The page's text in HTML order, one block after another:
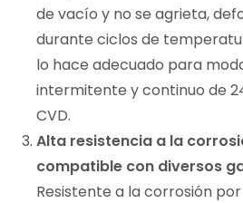
de vacío y no se agrieta,
durante ciclos de
lo hace adecuado para
intermitente y continuo de
CVD.
Alta resistencia a la
compatible con diversos
Resistente a la corrosión